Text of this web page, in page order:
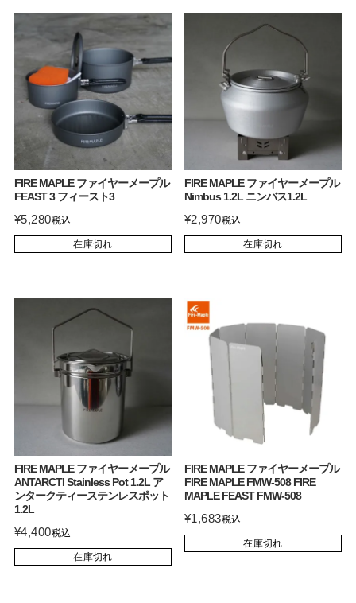
FIRE MAPLE ファイヤーメープル
FEAST 3 フィースト3
¥5,280税込
在庫切れ
FIRE MAPLE ファイヤーメープル
Nimbus 1.2L ニンバス1.2L
¥2,970税込
在庫切れ
FIRE MAPLE ファイヤーメープル
ANTARCTI Stainless Pot 1.2L ア
ンタークティーステンレスポット
1.2L
¥4,400税込
在庫切れ
FIRE MAPLE ファイヤーメープル
FIRE MAPLE FMW-508 FIRE
MAPLE FEAST FMW-508
¥1,683税込
在庫切れ